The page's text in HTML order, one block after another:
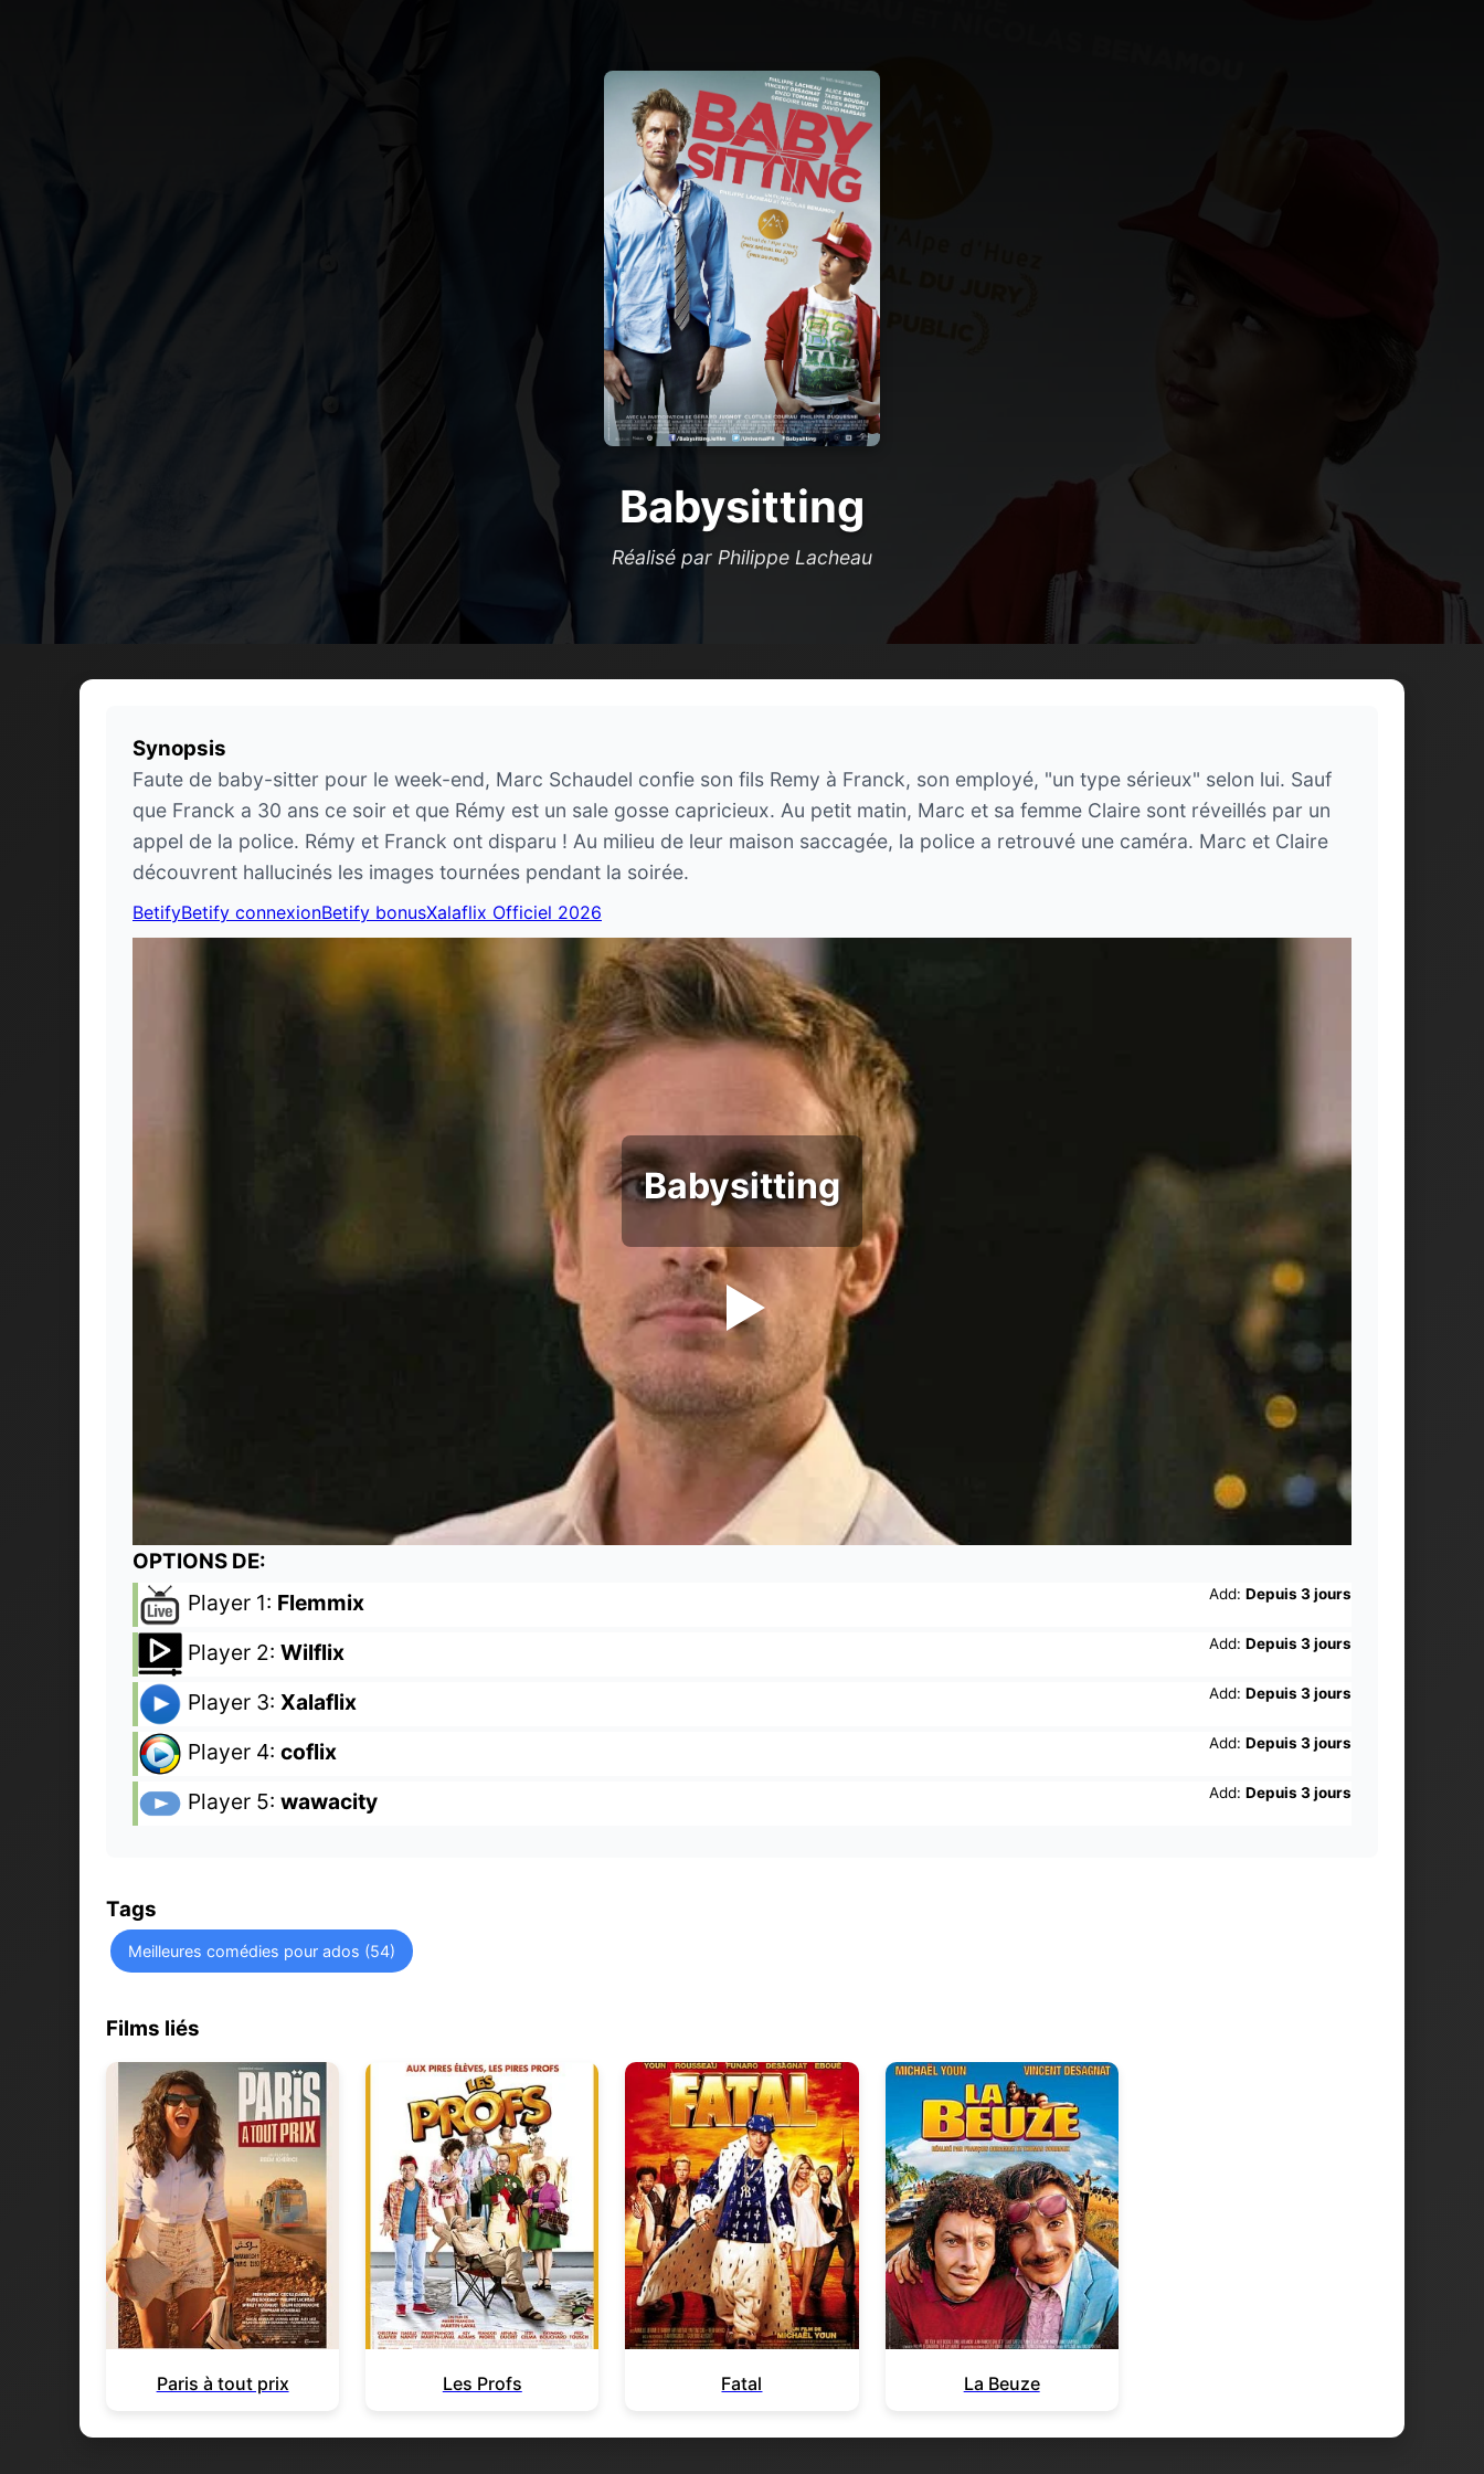
Babysitting
Réalisé par Philippe Lacheau
Synopsis
Faute de baby-sitter pour le week-end, Marc Schaudel confie son fils Remy à Franck, son employé, "un type sérieux" selon lui. Sauf
que Franck a 30 ans ce soir et que Rémy est un sale gosse capricieux. Au petit matin, Marc et sa femme Claire sont réveillés par un
appel de la police. Rémy et Franck ont disparu ! Au milieu de leur maison saccagée, la police a retrouvé une caméra. Marc et Claire
découvrent hallucinés les images tournées pendant la soirée.
BetifyBetify connexionBetify bonusXalaflix Officiel 2026
Babysitting
OPTIONS DE:
Player 1: Flemmix Add: Depuis 3 jours
Player 2: Wilflix Add: Depuis 3 jours
Player 3: Xalaflix Add: Depuis 3 jours
Player 4: coflix Add: Depuis 3 jours
Player 5: wawacity Add: Depuis 3 jours
Tags
Meilleures comédies pour ados (54)
Films liés
Paris à tout prix Les Profs Fatal La Beuze